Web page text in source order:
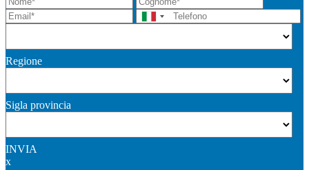
Regione
Sigla provincia
INVIA
x